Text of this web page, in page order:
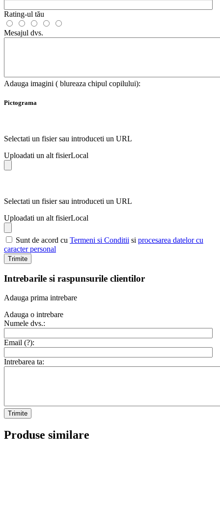
Rating-ul tău
Mesajul dvs.
Adauga imagini ( blureaza chipul copilului):
Pictograma
Selectati un fisier sau introduceti un URL
Uploadati un alt fisierLocal
Selectati un fisier sau introduceti un URL
Uploadati un alt fisierLocal
Sunt de acord cu Termeni si Conditii si procesarea datelor cu
caracter personal
Trimite
Intrebarile si raspunsurile clientilor
Adauga prima intrebare
Adauga o intrebare
Numele dvs.:
Email (?):
Intrebarea ta:
Trimite
Produse similare